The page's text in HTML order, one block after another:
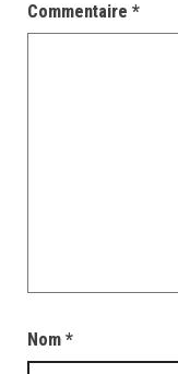
Commentaire *
Nom *